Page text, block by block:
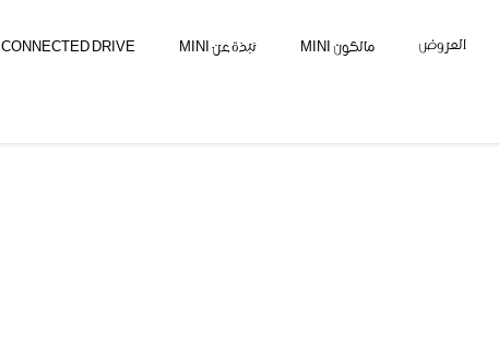
العروض مالكون MINI نبذة عن MINI CONNECTED DRIVE